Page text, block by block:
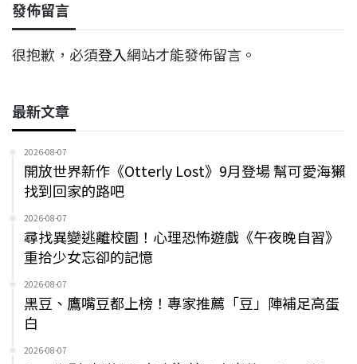
發佈留言
很抱歉，必須登入網站才能發佈留言。
最新文章
2026-08-07
開放世界新作《Otterly Lost》9月登場 幫可愛海獺
找到回家的路吧
2026-08-07
尋找異變逃離校園！心理恐怖遊戲《午夜晚自習》
重拾少女忘卻的記憶
2026-08-07
黑豆、鷹嘴豆都上榜！專家推薦「豆」陣補足高蛋
白
2026-08-07